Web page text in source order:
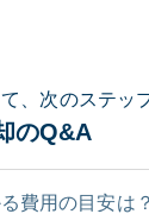
、次のステッ
のQ&A
費用の目安は